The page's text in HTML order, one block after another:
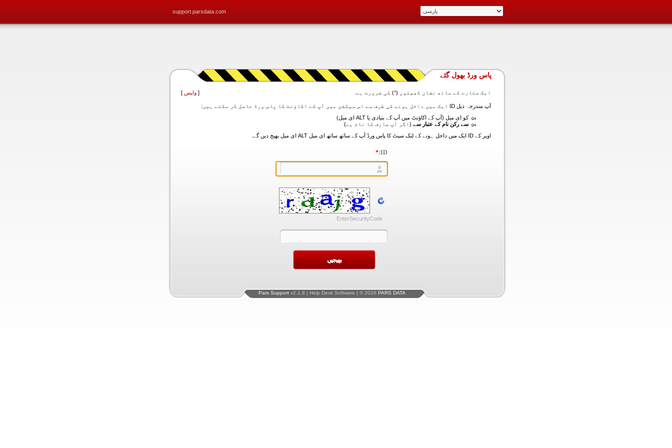
support.parsdata.com
پاس ورڈ بھول گئے
ایک ستارے کے ساتھ نشان کھیتوں (*) کی ضرورت ہے. [ واپس ]
آپ مندرجہ ذیل ID ایک میں داخل ہونے کی طرف سے اس سیکشن میں آپ کے اکاؤنٹ کا پاس ورڈ حاصل کر سکتے ہیں:
کو ای میل (آپ کے اکاؤنٹ میں آپ کے بنیادی یا ALT ای میل)
سے رکن نام کے عتبار سے (اگر آپ صارف کا نام ہے)
اوپر کے ID ایک میں داخل ہونے کے لنک سیٹ کا پاس ورڈ آپ کے ساتھ ساتھ ای میل ALT ای میل بھیج دیں گے.
ID:
*
EnterSecurityCode
Pars Support v2.1.8 | Help Desk Software | © 2026 PARS DATA